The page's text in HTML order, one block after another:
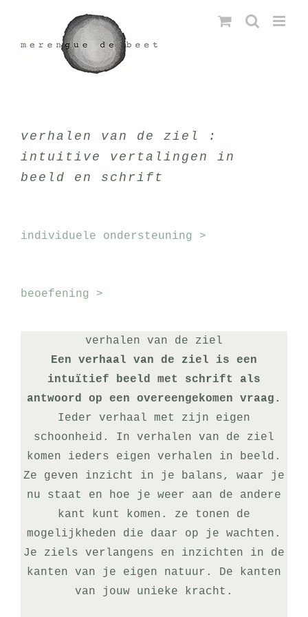
inhoud
verhalen van de ziel :
intuitive vertalingen in
beeld en schrift
individuele ondersteuning >
beoefening >
verhalen van de ziel
Een verhaal van de ziel is een
intuïtief beeld met schrift als
antwoord op een overeengekomen vraag.
Ieder verhaal met zijn eigen
schoonheid. In verhalen van de ziel
komen ieders eigen verhalen in beeld.
Ze geven inzicht in je balans, waar je
nu staat en hoe je weer aan de andere
kant kunt komen. ze tonen de
mogelijkheden die daar op je wachten.
Je ziels verlangens en inzichten in de
kanten van je eigen natuur. De kanten
van jouw unieke kracht.